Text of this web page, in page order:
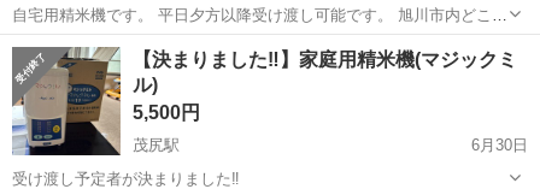
自宅用精米機です。 平日夕方以降受け渡し可能です。 旭川市内どこで
も可能ですが、永山地区末広地区だと即対応可能です。
北海道 旭川市 南永山駅 キッチン家電
【決まりました‼️】家庭用精米機(マジックミ
ル)
5,500円
茂尻駅
6月30日
受け渡し予定者が決まりました‼️